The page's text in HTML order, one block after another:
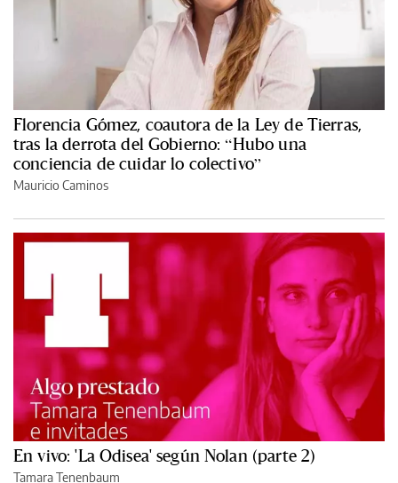
Florencia Gómez, coautora de la Ley de Tierras,
tras la derrota del Gobierno: “Hubo una
conciencia de cuidar lo colectivo”
Mauricio Caminos
En vivo: 'La Odisea' según Nolan (parte 2)
Tamara Tenenbaum